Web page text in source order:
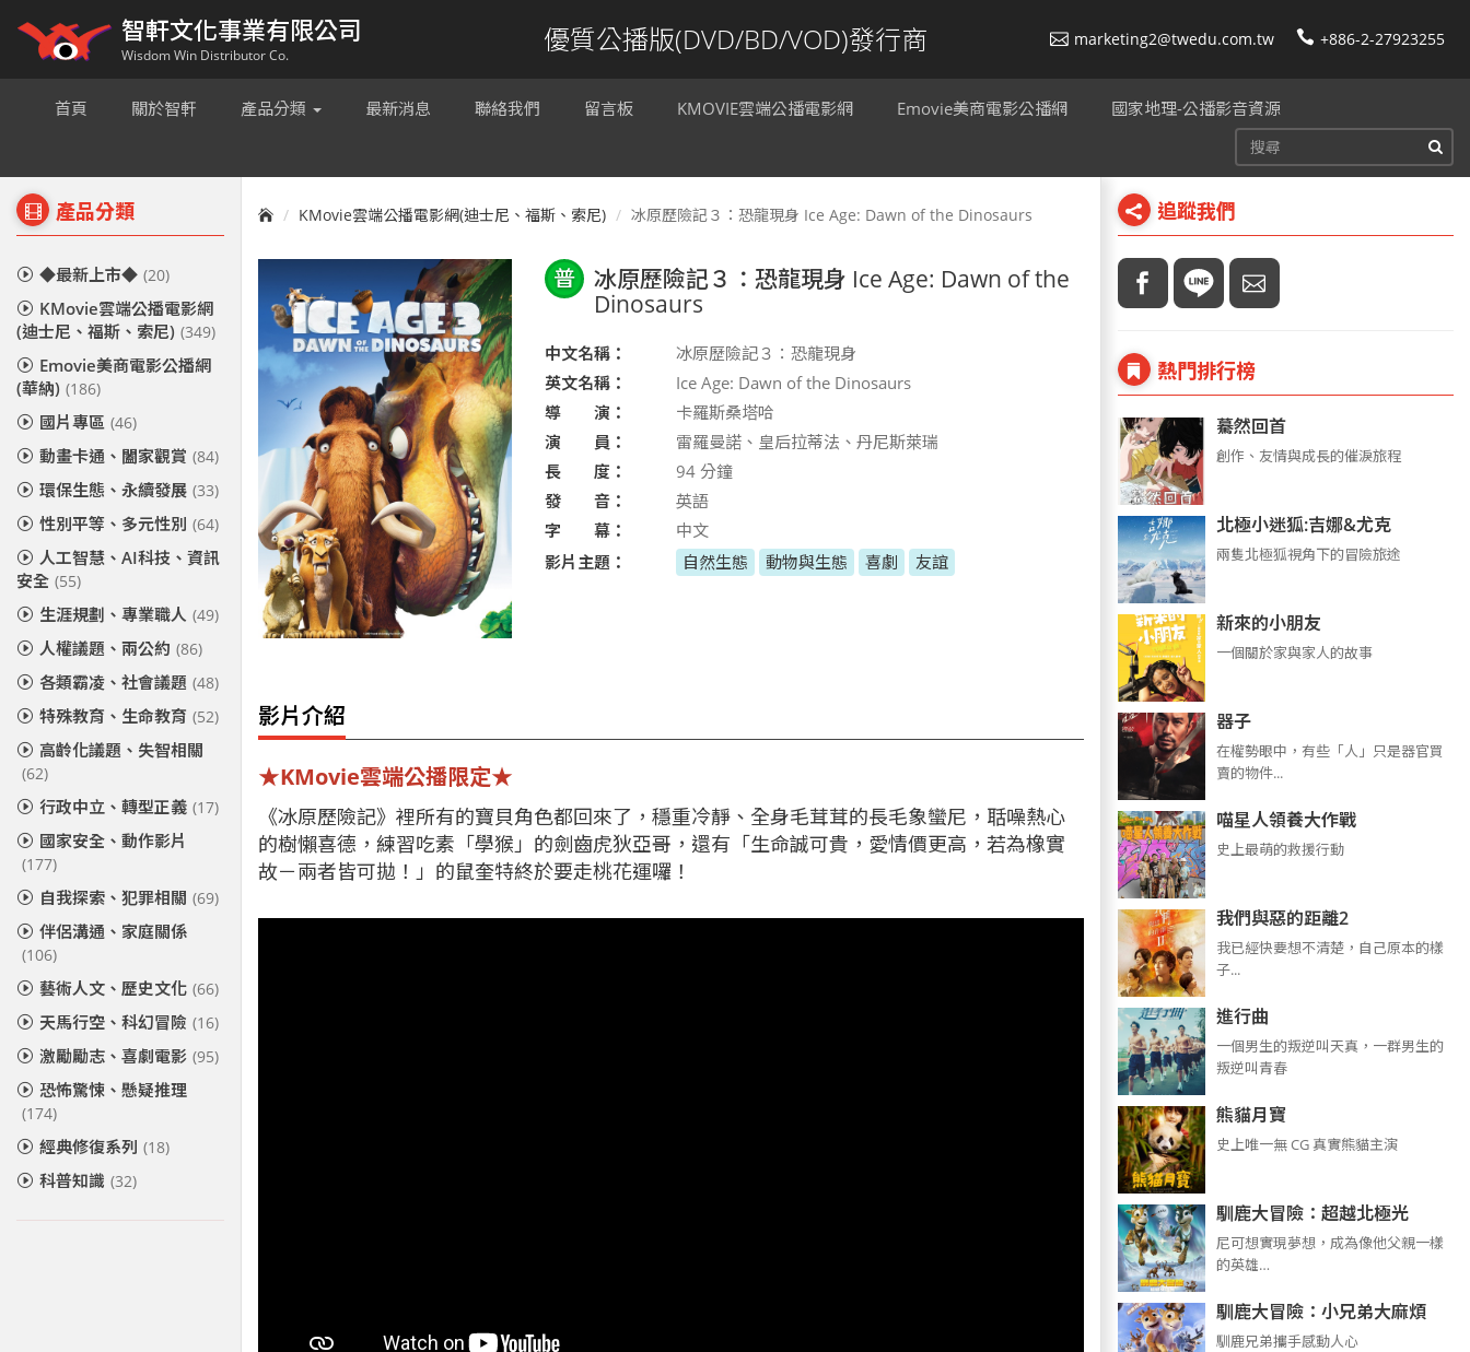
智軒文化事業有限公司
Wisdom Win Distributor Co. 優質公播版(DVD/BD/VOD)發行商 marketing2@twedu.com.tw +886-2-27923255
首頁 關於智軒 產品分類 最新消息 聯絡我們 留言板 KMOVIE雲端公播電影網 Emovie美商電影公播網 國家地理-公播影音資源
產品分類
◆最新上市◆ (20)
KMovie雲端公播電影網
(迪士尼、福斯、索尼) (349)
Emovie美商電影公播網
(華納) (186)
國片專區 (46)
動畫卡通、闔家觀賞 (84)
環保生態、永續發展 (33)
性別平等、多元性別 (64)
人工智慧、AI科技、資訊
安全 (55)
生涯規劃、專業職人 (49)
人權議題、兩公約 (86)
各類霸凌、社會議題 (48)
特殊教育、生命教育 (52)
高齡化議題、失智相關
(62)
行政中立、轉型正義 (17)
國家安全、動作影片
(177)
自我探索、犯罪相關 (69)
伴侶溝通、家庭關係
(106)
藝術人文、歷史文化 (66)
天馬行空、科幻冒險 (16)
激勵勵志、喜劇電影 (95)
恐怖驚悚、懸疑推理
(174)
經典修復系列 (18)
科普知識 (32)
KMovie雲端公播電影網(迪士尼、福斯、索尼) 冰原歷險記３：恐龍現身 Ice Age: Dawn of the Dinosaurs
普
冰原歷險記３：恐龍現身 Ice Age: Dawn of the
Dinosaurs
中文名稱：
冰原歷險記３：恐龍現身
英文名稱：
Ice Age: Dawn of the Dinosaurs
導 演：
卡羅斯桑塔哈
演 員：
雷羅曼諾、皇后拉蒂法、丹尼斯萊瑞
長 度：
94分鐘
發 音：
英語
字 幕：
中文
影片主題：
自然生態 動物與生態 喜劇 友誼
影片介紹
★KMovie雲端公播限定★
《冰原歷險記》裡所有的寶貝角色都回來了，穩重冷靜、全身毛茸茸的長毛象蠻尼，聒噪熱心
的樹懶喜德，練習吃素「學猴」的劍齒虎狄亞哥，還有「生命誠可貴，愛情價更高，若為橡實
故－兩者皆可拋！」的鼠奎特終於要走桃花運囉！
追蹤我們
熱門排行榜
驀然回首
創作、友情與成長的催淚旅程
北極小迷狐:吉娜&尤克
兩隻北極狐視角下的冒險旅途
新來的小朋友
一個關於家與家人的故事
器子
在權勢眼中，有些「人」只是器官買
賣的物件...
喵星人領養大作戰
史上最萌的救援行動
我們與惡的距離2
我已經快要想不清楚，自己原本的樣
子...
進行曲
​​​一個男生的叛逆叫天真，一群男生的
叛逆叫青春
熊貓月寶
史上唯一無 CG 真實熊貓主演
馴鹿大冒險：超越北極光
尼可想實現夢想，成為像他父親一樣
的英雄…
馴鹿大冒險：小兄弟大麻煩
馴鹿兄弟攜手感動人心